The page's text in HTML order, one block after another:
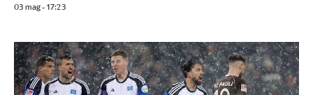
03 mag - 17:23